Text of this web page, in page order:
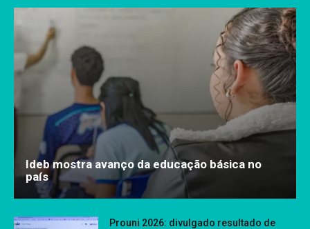
Ideb mostra avanço da educação básica no
país
Prouni 2026: divulgado resultado de